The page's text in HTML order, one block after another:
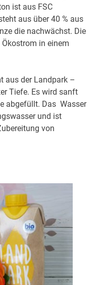
ist aus FSC
aus über 40 % aus
die nachwächst. Die
in einem
aus der Landpark –
Tiefe. Es wird sanft
abgefüllt. Das Wasser
und ist
von